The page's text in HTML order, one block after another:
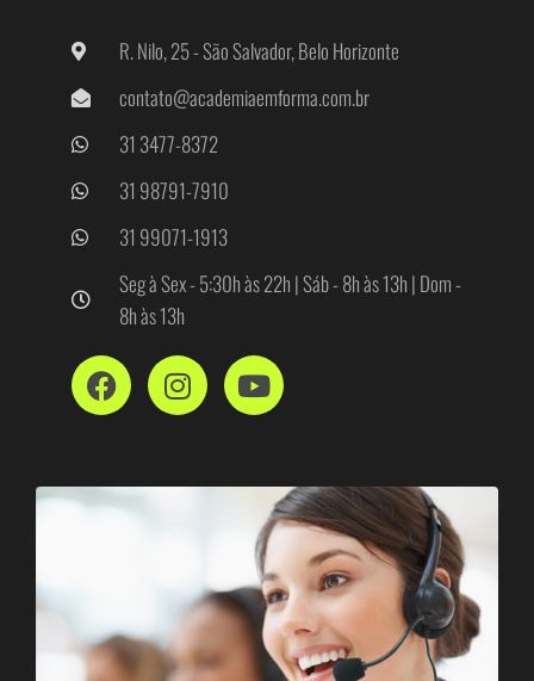
R. Nilo, 25 - São Salvador, Belo Horizonte
contato@academiaemforma.com.br
31 3477-8372
31 98791-7910
31 99071-1913
Seg à Sex - 5:30h às 22h | Sáb - 8h às 13h | Dom -
8h às 13h